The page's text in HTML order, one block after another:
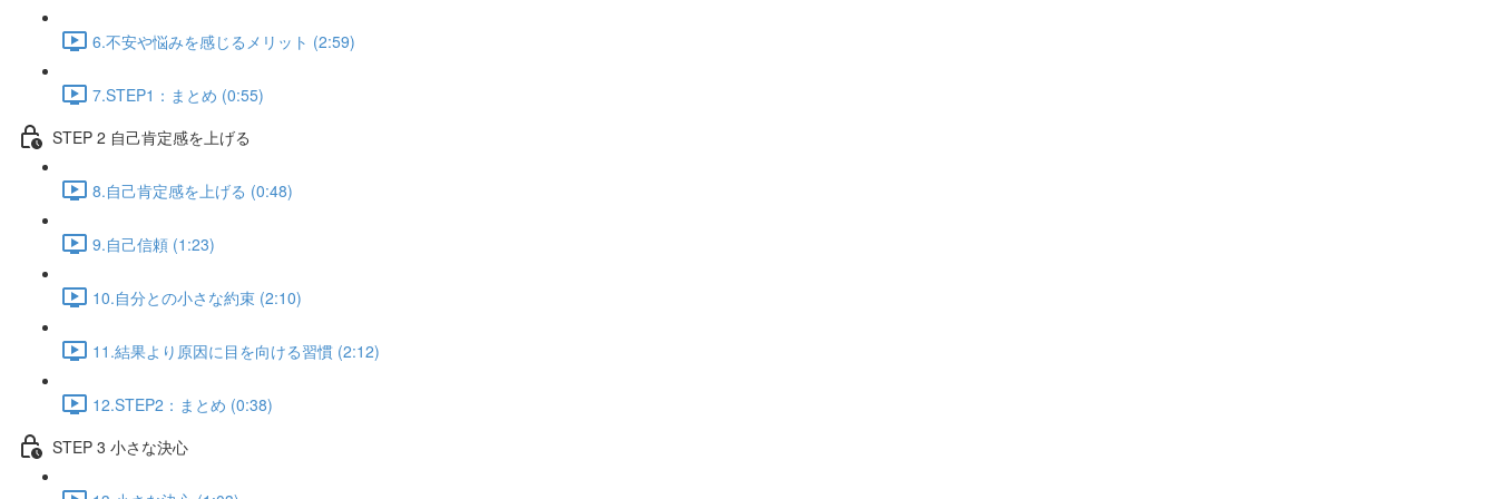
6.不安や悩みを感じるメリット (2:59)
7.STEP1：まとめ (0:55)
STEP 2 自己肯定感を上げる
8.自己肯定感を上げる (0:48)
9.自己信頼 (1:23)
10.自分との小さな約束 (2:10)
11.結果より原因に目を向ける習慣 (2:12)
12.STEP2：まとめ (0:38)
STEP 3 小さな決心